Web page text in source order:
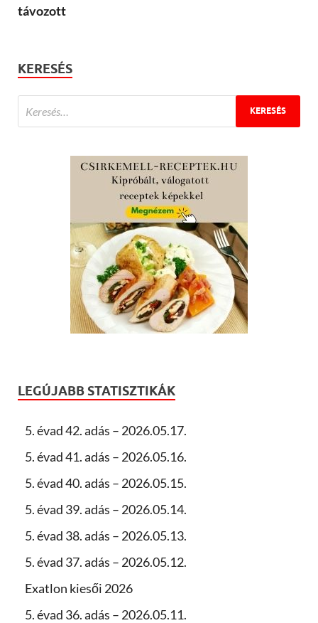
távozott
KERESÉS
LEGÚJABB STATISZTIKÁK
5. évad 42. adás – 2026.05.17.
5. évad 41. adás – 2026.05.16.
5. évad 40. adás – 2026.05.15.
5. évad 39. adás – 2026.05.14.
5. évad 38. adás – 2026.05.13.
5. évad 37. adás – 2026.05.12.
Exatlon kiesői 2026
5. évad 36. adás – 2026.05.11.